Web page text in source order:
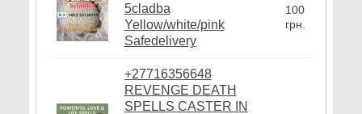
5cladba
Yellow/white/pink
Safedelivery
100
грн.
+27716356648
REVENGE DEATH
SPELLS CASTER IN